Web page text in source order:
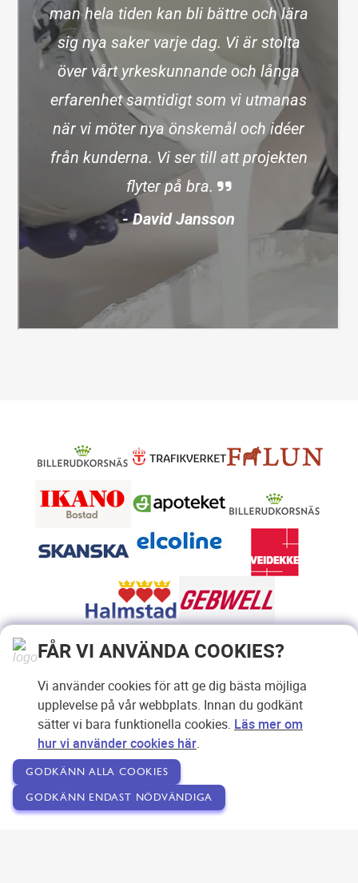
FÅR VI ANVÄNDA COOKIES?
Vi använder cookies för att ge dig bästa möjliga
upplevelse på vår webbplats. Innan du godkänt
sätter vi bara funktionella cookies. Läs mer om
hur vi använder cookies här.
GODKÄNN ALLA COOKIES
GODKÄNN ENDAST NÖDVÄNDIGA